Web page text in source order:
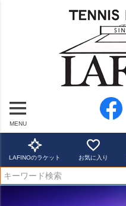
MENU
LAFINOのラケット お気に入り